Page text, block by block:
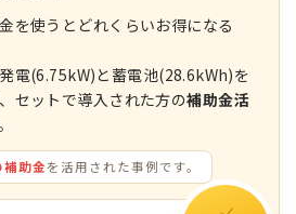
を使うとどれくらいお得になる
電(6.75kW)と蓄電池(28.6kWh)を
セットで導入された方の補助金活
助金を活用された事例です。